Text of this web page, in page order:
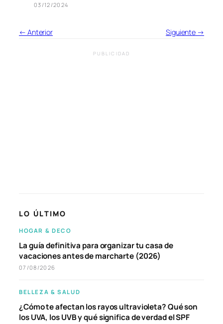
03/12/2024
← Anterior Siguiente →
PUBLICIDAD
LO ÚLTIMO
HOGAR & DECO
La guía definitiva para organizar tu casa de
vacaciones antes de marcharte (2026)
07/08/2026
BELLEZA & SALUD
¿Cómo te afectan los rayos ultravioleta? Qué son
los UVA, los UVB y qué significa de verdad el SPF